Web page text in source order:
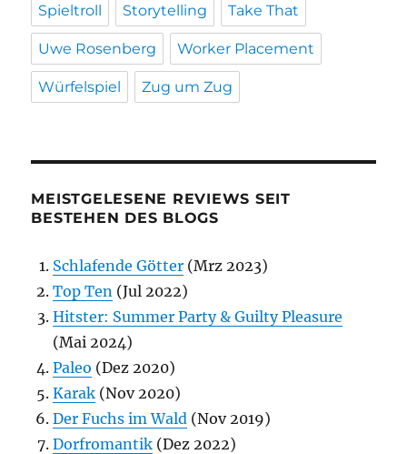
Spieltroll Storytelling Take That
Uwe Rosenberg Worker Placement
Würfelspiel Zug um Zug
MEISTGELESENE REVIEWS SEIT
BESTEHEN DES BLOGS
Schlafende Götter (Mrz 2023)
Top Ten (Jul 2022)
Hitster: Summer Party & Guilty Pleasure
(Mai 2024)
Paleo (Dez 2020)
Karak (Nov 2020)
Der Fuchs im Wald (Nov 2019)
Dorfromantik (Dez 2022)